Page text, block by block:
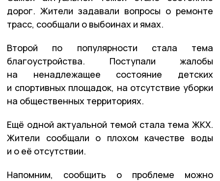
дорог. Жители задавали вопросы о ремонте
трасс, сообщали о выбоинах и ямах.
Второй по популярности стала тема
благоустройства. Поступали жалобы
на ненадлежащее состояние детских
и спортивных площадок, на отсутствие уборки
на общественных территориях.
Ещё одной актуальной темой стала тема ЖКХ.
Жители сообщали о плохом качестве воды
и о её отсутствии.
Напомним, сообщить о проблеме можно